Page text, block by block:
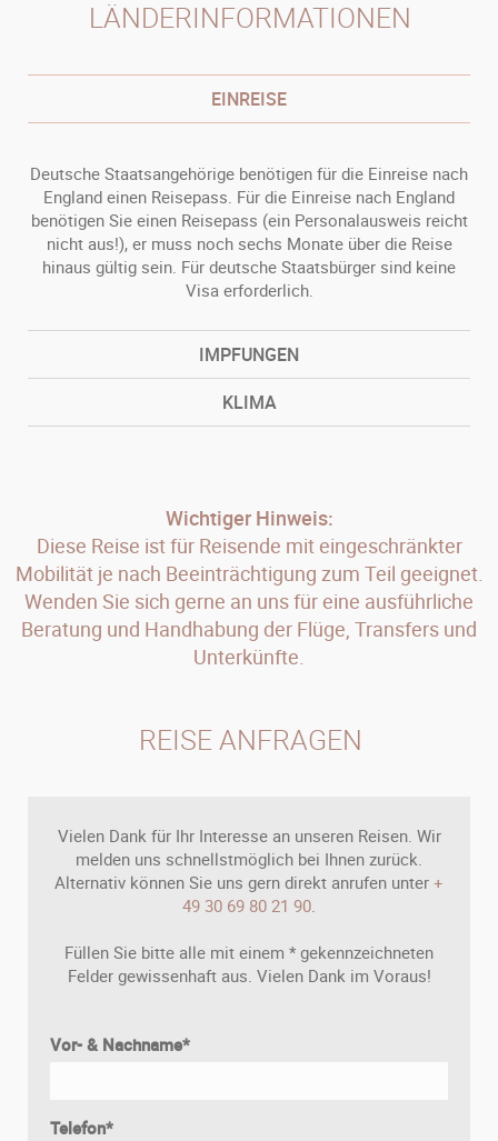
LÄNDERINFORMATIONEN
EINREISE
Deutsche Staatsangehörige benötigen für die Einreise nach
England einen Reisepass. Für die Einreise nach England
benötigen Sie einen Reisepass (ein Personalausweis reicht
nicht aus!), er muss noch sechs Monate über die Reise
hinaus gültig sein. Für deutsche Staatsbürger sind keine
Visa erforderlich.
IMPFUNGEN
KLIMA
Wichtiger Hinweis:
Diese Reise ist für Reisende mit eingeschränkter
Mobilität je nach Beeinträchtigung zum Teil geeignet.
Wenden Sie sich gerne an uns für eine ausführliche
Beratung und Handhabung der Flüge, Transfers und
Unterkünfte.
REISE ANFRAGEN
Vielen Dank für Ihr Interesse an unseren Reisen. Wir
melden uns schnellstmöglich bei Ihnen zurück.
Alternativ können Sie uns gern direkt anrufen unter +
49 30 69 80 21 90.
Füllen Sie bitte alle mit einem * gekennzeichneten
Felder gewissenhaft aus. Vielen Dank im Voraus!
Vor- & Nachname*
Telefon*